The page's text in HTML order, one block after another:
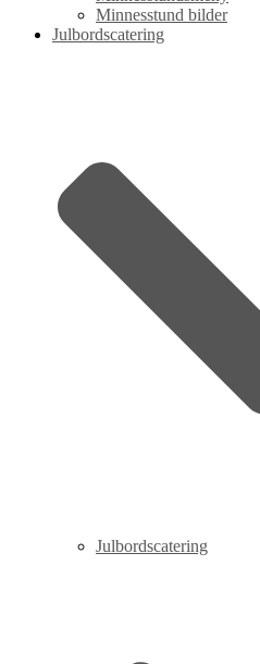
Minnesstund bilder
Julbordscatering
Julbordscatering